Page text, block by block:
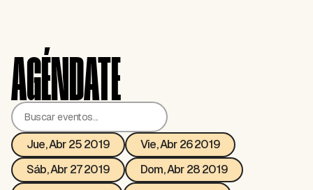
AGÉNDATE
Jue, Abr 25 2019
Vie, Abr 26 2019
Sáb, Abr 27 2019
Dom, Abr 28 2019